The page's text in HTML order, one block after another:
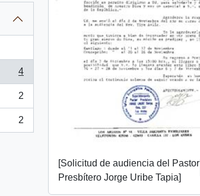
4
2
2
[Solicitud de audiencia del Pastor
Presbítero Jorge Uribe Tapia]